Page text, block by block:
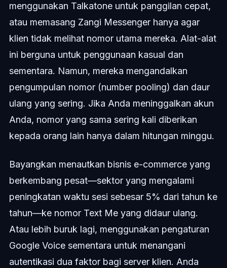
menggunakan Talkatone untuk panggilan cepat,
atau memasang Zangi Messenger hanya agar
klien tidak melihat nomor utama mereka. Alat-alat
ini berguna untuk penggunaan kasual dan
sementara. Namun, mereka mengandalkan
pengumpulan nomor (number pooling) dan daur
ulang yang sering. Jika Anda meninggalkan akun
Anda, nomor yang sama sering kali diberikan
kepada orang lain hanya dalam hitungan minggu.
Bayangkan menautkan bisnis e-commerce yang
berkembang pesat—sektor yang mengalami
peningkatan waktu sesi sebesar 5% dari tahun ke
tahun—ke nomor Text Me yang didaur ulang.
Atau lebih buruk lagi, menggunakan pengaturan
Google Voice sementara untuk menangani
autentikasi dua faktor bagi server klien. Anda